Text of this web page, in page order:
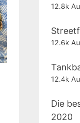
12.8k
12.6k
12.4k
Die
2020